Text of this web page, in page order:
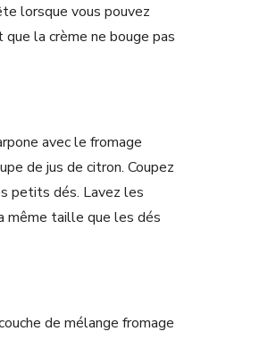
lorsque vous pouvez
la crème ne bouge pas
avec le fromage
de jus de citron. Coupez
petits dés. Lavez les
même taille que les dés
de mélange fromage